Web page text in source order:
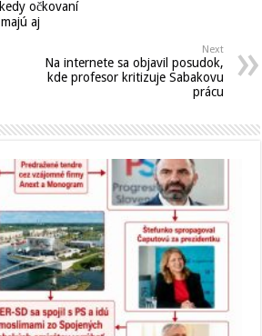
očkovaní
aj
Next
Na internete sa objavil posudok,
kde profesor kritizuje Sabakovu
prácu